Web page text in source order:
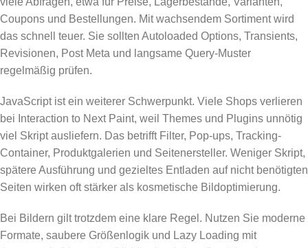
Coupons und Bestellungen. Mit wachsendem Sortiment wird
das schnell teuer. Sie sollten Autoloaded Options, Transients,
Revisionen, Post Meta und langsame Query-Muster
regelmäßig prüfen.
JavaScript ist ein weiterer Schwerpunkt. Viele Shops verlieren
bei Interaction to Next Paint, weil Themes und Plugins unnötig
viel Skript ausliefern. Das betrifft Filter, Pop-ups, Tracking-
Container, Produktgalerien und Seitenersteller. Weniger Skript,
spätere Ausführung und gezieltes Entladen auf nicht benötigten
Seiten wirken oft stärker als kosmetische Bildoptimierung.
Bei Bildern gilt trotzdem eine klare Regel. Nutzen Sie moderne
Formate, saubere Größenlogik und Lazy Loading mit